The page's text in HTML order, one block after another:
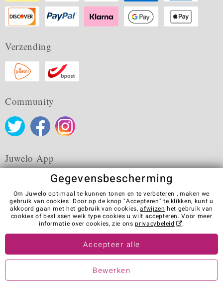
Verzending
Community
Juwelo App
Algemene verkoopvoorwaarden Privacybeleid
Cookies
Colofon
Contact
Contract herroepen
Visit our stores in other countries:
© Juwelo Deutschland GmbH (Een onderneming van de elumeo SE)
Gegevensbescherming
Om Juwelo optimaal te kunnen tonen en te verbeteren , maken we
gebruik van cookies. Door op de knop "Accepteren" te klikken, kunt u
akkoord gaan met het gebruik van cookies,afwijzen het gebruik van
cookies of beslissen welk type cookies u wilt accepteren. Voor meer
informatie over cookies, zie onsprivacybeleid .
Accepteer alle
Bewerken